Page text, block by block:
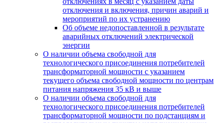
отключения и включения, причин аварий и
мероприятий по их устранению
Об объеме недопоставленной в результате
аварийных отключений электрической
энергии
О наличии объема свободной для
технологического присоединения потребителей
трансформаторной мощности с указанием
текущего объема свободной мощности по центрам
питания напряжения 35 кВ и выше
О наличии объема свободной для
технологического присоединения потребителей
трансформаторной мощности по подстанциям и